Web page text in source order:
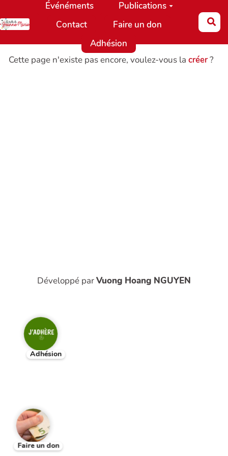
Aller au contenu principal
Événéments
Publications
Contact
Faire un don
Adhésion
Cette page n'existe pas encore, voulez-vous la créer?
Développé parVuong Hoang NGUYEN
Adhésion
Faire un don